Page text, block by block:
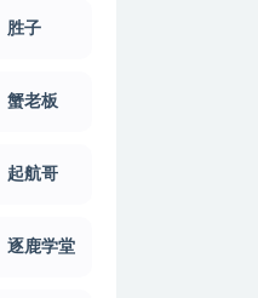
​胜子
蟹老板
起航哥
逐鹿学堂